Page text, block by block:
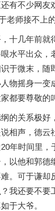
有不少网友
老师接不上的
十几年前就
水平出众，
于微末，随
物摇身一变
都要尊敬的
的关系极好
相声，德云
年时间里，
以他和郭德
。可于谦却
我还要不要
于大爷。